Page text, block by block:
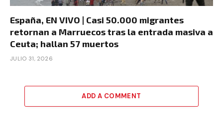
España, EN VIVO | Casi 50.000 migrantes
retornan a Marruecos tras la entrada masiva a
Ceuta; hallan 57 muertos
JULIO 31, 2026
ADD A COMMENT